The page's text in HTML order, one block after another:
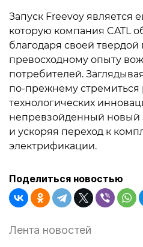
Запуск Freevoy является
которую компания CATL
благодаря своей
превосходному опыту
потребителей.
по-прежнему стремиться
технологических
непревзойденный новый
и ускоряя переход к
электрификации.
Поделиться новостью
Лента новостей